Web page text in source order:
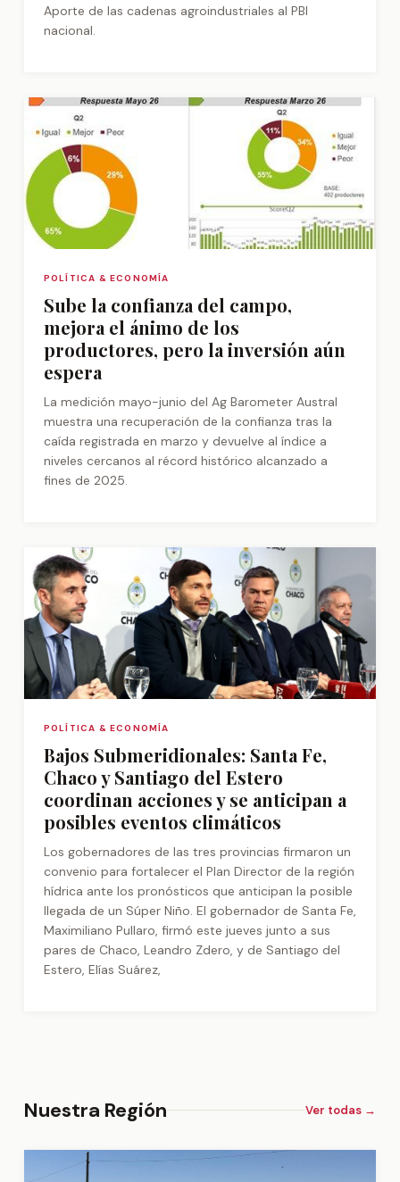
Aporte de las cadenas agroindustriales al PBI
nacional.
POLÍTICA & ECONOMÍA
Sube la confianza del campo,
mejora el ánimo de los
productores, pero la inversión aún
espera
La medición mayo-junio del Ag Barometer Austral
muestra una recuperación de la confianza tras la
caída registrada en marzo y devuelve al índice a
niveles cercanos al récord histórico alcanzado a
fines de 2025.
POLÍTICA & ECONOMÍA
Bajos Submeridionales: Santa Fe,
Chaco y Santiago del Estero
coordinan acciones y se anticipan a
posibles eventos climáticos
Los gobernadores de las tres provincias firmaron un
convenio para fortalecer el Plan Director de la región
hídrica ante los pronósticos que anticipan la posible
llegada de un Súper Niño. El gobernador de Santa Fe,
Maximiliano Pullaro, firmó este jueves junto a sus
pares de Chaco, Leandro Zdero, y de Santiago del
Estero, Elías Suárez,
Nuestra Región Ver todas →